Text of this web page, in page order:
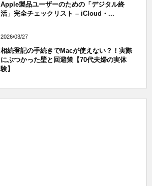
Apple製品ユーザーのための「デジタル終
活」完全チェックリスト – iCloud・...
2026/03/27
相続登記の手続きでMacが使えない？！実際
にぶつかった壁と回避策【70代夫婦の実体
験】